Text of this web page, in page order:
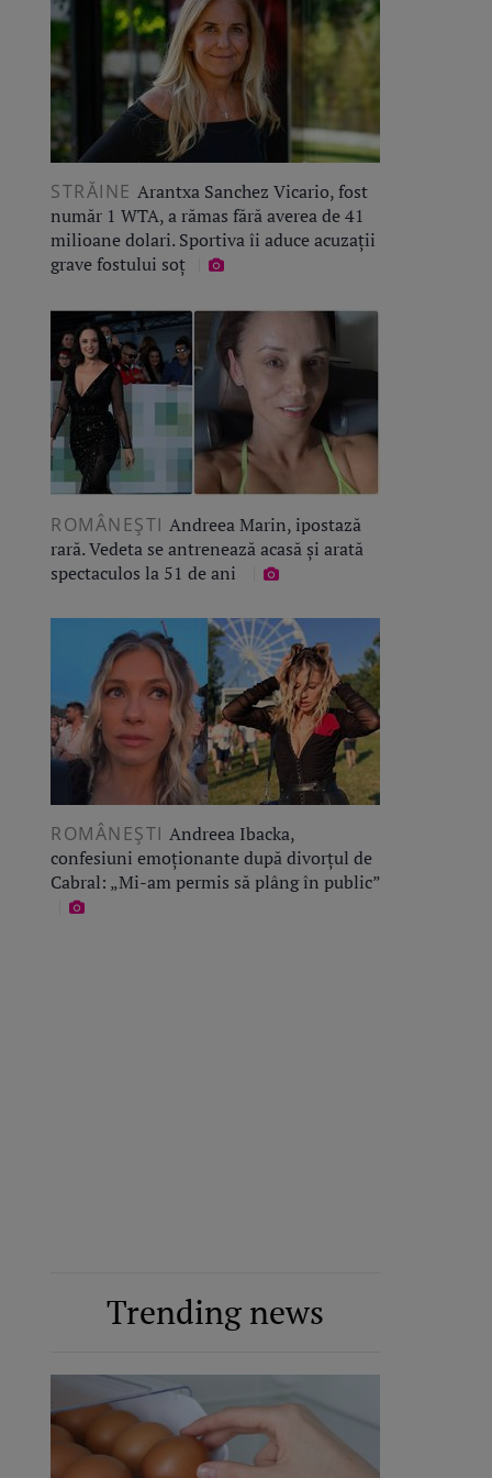
STRĂINE Arantxa Sanchez Vicario, fost
număr 1 WTA, a rămas fără averea de 41
milioane dolari. Sportiva îi aduce acuzații
grave fostului soț
ROMÂNEŞTI Andreea Marin, ipostază
rară. Vedeta se antrenează acasă și arată
spectaculos la 51 de ani
ROMÂNEŞTI Andreea Ibacka,
confesiuni emoționante după divorțul de
Cabral: „Mi-am permis să plâng în public”
Trending news